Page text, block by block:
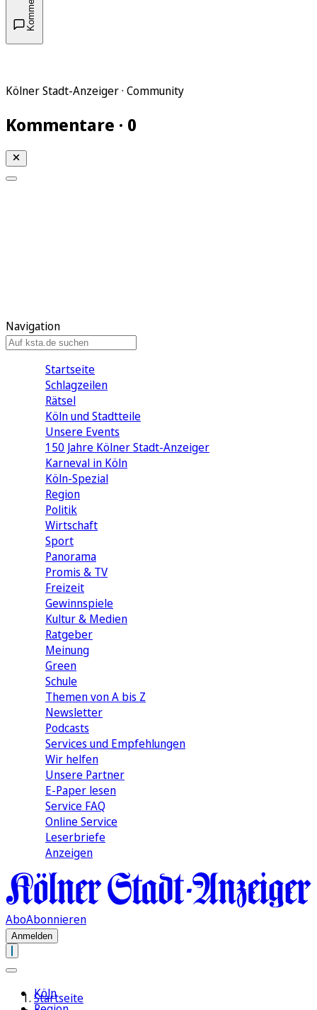
Kölner Stadt-Anzeiger · Community
Kommentare · 0
Navigation
Startseite
Schlagzeilen
Rätsel
Köln und Stadtteile
Unsere Events
150 Jahre Kölner Stadt-Anzeiger
Karneval in Köln
Köln-Spezial
Region
Politik
Wirtschaft
Sport
Panorama
Promis & TV
Freizeit
Gewinnspiele
Kultur & Medien
Ratgeber
Meinung
Green
Schule
Themen von A bis Z
Newsletter
Podcasts
Services und Empfehlungen
Wir helfen
Unsere Partner
E-Paper lesen
Service FAQ
Online Service
Leserbriefe
Anzeigen
AboAbonnieren
Anmelden
Köln
Startseite